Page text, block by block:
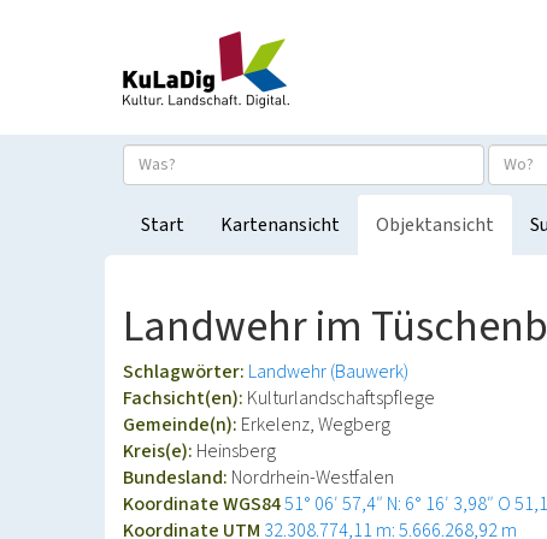
Start Kartenansicht Objektansicht
Landwehr im
Schlagwörter: Landwehr (Bauwerk)
Fachsicht(en): Kulturlandschaftspflege
Gemeinde(n): Erkelenz, Wegberg
Kreis(e): Heinsberg
Bundesland: Nordrhein-Westfalen
Koordinate WGS8451° 06′ 57,4″ N: 6° 16′ 3,98″ O
Koordinate UTM 32.308.774,11 m: 5.666.268,92 m